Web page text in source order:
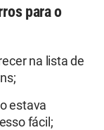
para o
na lista de
estava
fácil;